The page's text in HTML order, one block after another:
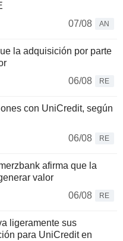
07/08
AN
la adquisición por parte
06/08
RE
con UniCredit, según
06/08
RE
afirma que la
valor
06/08
RE
ligeramente sus
para UniCredit en